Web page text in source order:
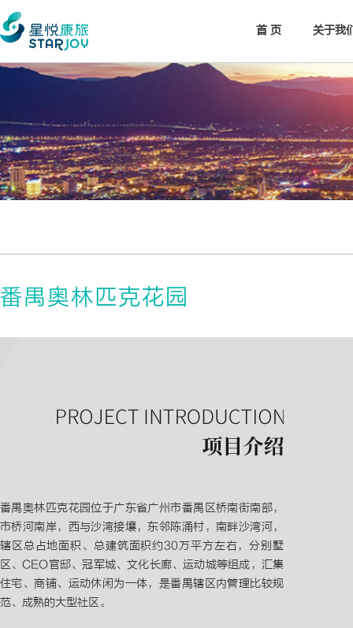
首 页 关于我
年报/中报
番禺奥林匹克花园
番禺奥林匹克花园位于广东省广州市番禺区桥南街南部，
市桥河南岸，西与沙湾接壤，东邻陈涌村，南畔沙湾河，
辖区总占地面积、总建筑面积约30万平方左右，分别墅
区、CEO官邸、冠军城、文化长廊、运动城等组成，汇集
住宅、商铺、运动休闲为一体，是番禺辖区内管理比较规
范、成熟的大型社区。